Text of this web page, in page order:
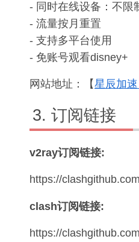
- 同时在线设备：不限
- 流量按月重置
- 支持多平台使用
- 免账号观看disney+
网站地址：【星辰加速
订阅链接
v2ray订阅链接:
https://
clash订阅链接:
https://